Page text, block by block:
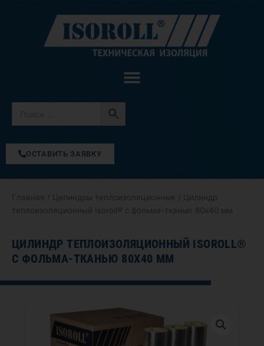
содержимому
ОСТАВИТЬ ЗАЯВКУ
Главная Цилиндры теплоизоляционные / Цилиндр
теплоизоляционный Isoroll® с фольма-тканью 80х40 мм
ЦИЛИНДР ТЕПЛОИЗОЛЯЦИОННЫЙ ISOROLL®
С ФОЛЬМА-ТКАНЬЮ 80Х40 ММ